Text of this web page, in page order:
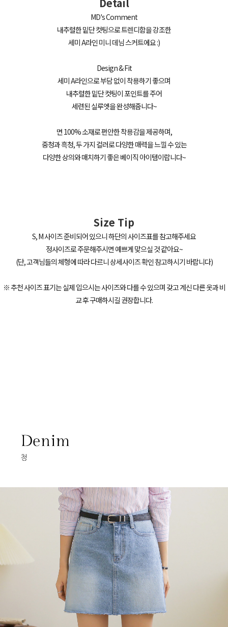
MD's Comment
내추럴한 밑단 컷팅으로 트렌디함을 강조한
세미 A라인 미니 데님 스커트에요 :)
Design & Fit
세미 A라인으로 부담 없이 착용하기 좋으며
내추럴한 밑단 컷팅이 포인트를 주어
세련된 실루엣을 완성해줍니다~
면 100% 소재로 편안한 착용감을 제공하며,
중청과 흑청, 두 가지 컬러로 다양한 매력을 느낄 수 있는
다양한 상의와 매치하기 좋은 베이직 아이템이랍니다~
Size Tip
S, M 사이즈 준비되어 있으니 하단의 사이즈표를 참고해주세요
정사이즈로 주문해주시면 예쁘게 맞으실 것 같아요~
(단, 고객님들의 체형에 따라 다르니 상세사이즈 확인 참고하시기 바랍니다)
※ 추천 사이즈 표기는 실제 입으시는 사이즈와 다를 수 있으며 갖고 계신 다른 옷과 비
교 후 구매하시길 권장합니다.